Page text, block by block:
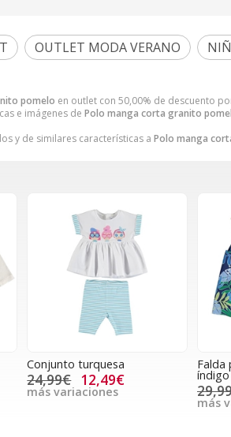
pomelo en outlet con 50,00% de descuento
e imágenes de Polo manga corta granito
y de similares características a Polo manga
OUTLET MODA VERANO
Conjunto turquesa
24,99€ 12,49€
más variaciones
Falda
índigo
más